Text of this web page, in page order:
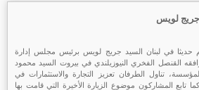
جريج لويس
حديثا في لبنان السيد جريج لويس برئيس مجلس إدارة
القنصل الفخري النيوزيلندي في بيروت السيد محمود
تناول الطرفان تعزيز التجارة والاستثمارات في
تابع المشاركون موضوع الزيارة الأخيرة التي قامت بها